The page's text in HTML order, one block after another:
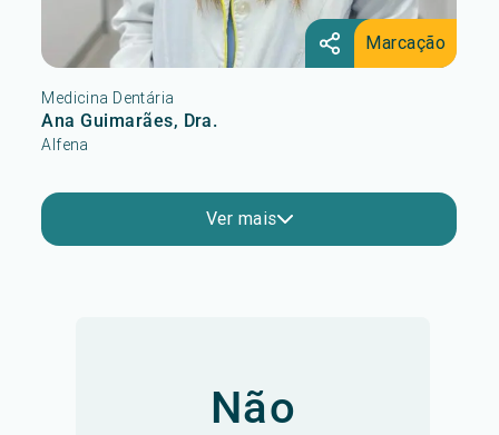
Marcação
Medicina Dentária
Ana Guimarães, Dra.
Alfena
Ver mais
Não